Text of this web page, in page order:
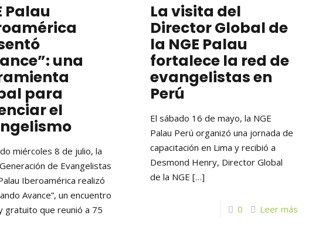
Palau
una
para
el
miércoles 8 de julio, la
de Evangelistas
Iberoamérica realizó
Avance”, un encuentro
gratuito que reunió a 75
La visita del
Director Global de
la NGE Palau
fortalece la red de
evangelistas en
Perú
El sábado 16 de mayo, la NGE
Palau Perú organizó una jornada de
capacitación en Lima y recibió a
Desmond Henry, Director Global
de la NGE […]
0 Leer más